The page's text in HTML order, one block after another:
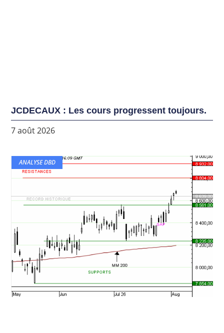
JCDECAUX : Les cours progressent toujours.
7 août 2026
ANALYSE DBD